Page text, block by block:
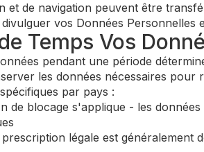
et de navigation peuvent être
vos Données Personnelles
Temps Vos
pendant une période
les données nécessaires
par pays :
de blocage s'applique - les
légale est généralement